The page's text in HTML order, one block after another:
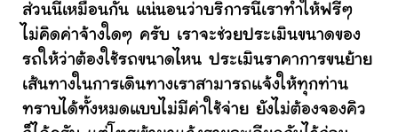
ส่วนนี้เหมือนกัน แน่นอนว่าบริการนี้เราทำให้ฟรีๆ
ไม่คิดค่าจ้างใดๆ ครับ เราจะช่วยประเมินขนาดของ
รถให้ว่าต้องใช้รถขนาดไหน ประเมินราคาการขนย้าย
เส้นทางในการเดินทางเราสามารถแจ้งให้ทุกท่าน
ทราบได้ทั้งหมดแบบไม่มีค่าใช้จ่าย ยังไม่ต้องจองคิว